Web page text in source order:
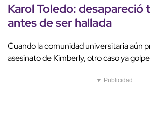
Karol Toledo: desapareció
antes de ser hallada
Cuando la comunidad universitaria aún
asesinato de Kimberly, otro caso ya
▼ Publicidad